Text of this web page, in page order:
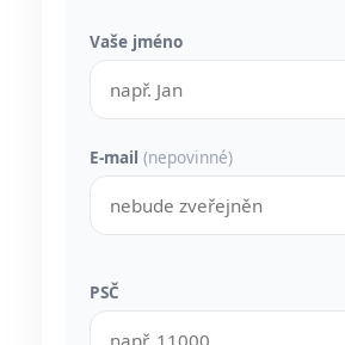
Vaše jméno
E-mail (nepovinné)
PSČ